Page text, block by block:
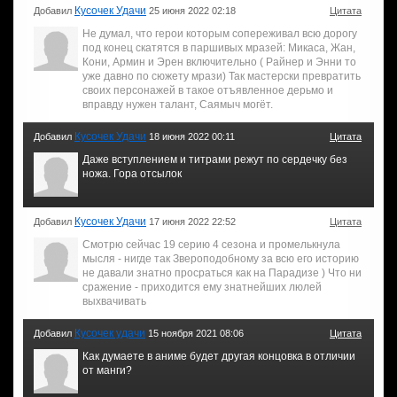
Добавил Кусочек Удачи 25 июня 2022 02:18 Цитата
Не думал, что герои которым сопереживал всю дорогу
под конец скатятся в паршивых мразей: Микаса, Жан,
Кони, Армин и Эрен включительно ( Райнер и Энни то
уже давно по сюжету мрази) Так мастерски превратить
своих персонажей в такое отъявленное дерьмо и
вправду нужен талант, Саямыч могёт.
Добавил Кусочек Удачи 18 июня 2022 00:11 Цитата
Даже вступлением и титрами режут по сердечку без
ножа. Гора отсылок
Добавил Кусочек Удачи 17 июня 2022 22:52 Цитата
Смотрю сейчас 19 серию 4 сезона и промелькнула
мысля - нигде так Звероподобному за всю его историю
не давали знатно просраться как на Парадизе ) Что ни
сражение - приходится ему знатнейших люлей
выхвачивать
Добавил Кусочек удачи 15 ноября 2021 08:06 Цитата
Как думаете в аниме будет другая концовка в отличии
от манги?